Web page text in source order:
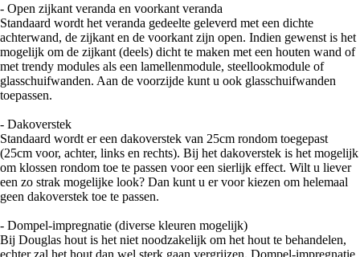
- Open zijkant veranda en voorkant veranda
Standaard wordt het veranda gedeelte geleverd met een dichte
achterwand, de zijkant en de voorkant zijn open. Indien gewenst is het
mogelijk om de zijkant (deels) dicht te maken met een houten wand of
met trendy modules als een lamellenmodule, steellookmodule of
glasschuifwanden. Aan de voorzijde kunt u ook glasschuifwanden
toepassen.
- Dakoverstek
Standaard wordt er een dakoverstek van 25cm rondom toegepast
(25cm voor, achter, links en rechts). Bij het dakoverstek is het mogelijk
om klossen rondom toe te passen voor een sierlijk effect. Wilt u liever
een zo strak mogelijke look? Dan kunt u er voor kiezen om helemaal
geen dakoverstek toe te passen.
- Dompel-impregnatie (diverse kleuren mogelijk)
Bij Douglas hout is het niet noodzakelijk om het hout te behandelen,
echter zal het hout dan wel sterk gaan vergrijzen. Dompel-impregnatie